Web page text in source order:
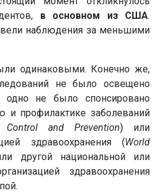
в основном из США.
наблюдения за меньшими
одинаковыми. Конечно же,
не было освещено
не было спонсировано
и профилактике заболеваний
Control and Prevention) или
здравоохранения (World
другой национальной или
здравоохранения